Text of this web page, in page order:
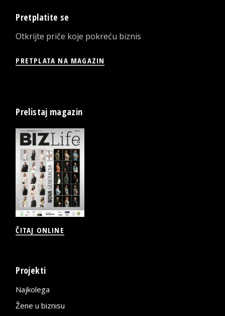
Pretplatite se
Otkrijte priče koje pokreću biznis
PRETPLATA NA MAGAZIN
Prelistaj magazin
ČITAJ ONLINE
Projekti
Najkolega
Žene u biznisu